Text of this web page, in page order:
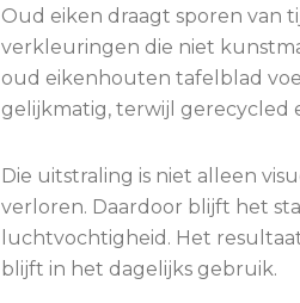
Oud eiken draagt sporen van
verkleuringen die niet
oud eikenhouten tafelblad
gelijkmatig, terwijl gerecycled
Die uitstraling is niet alleen
verloren. Daardoor blijft het
luchtvochtigheid. Het
blijft in het dagelijks gebruik.